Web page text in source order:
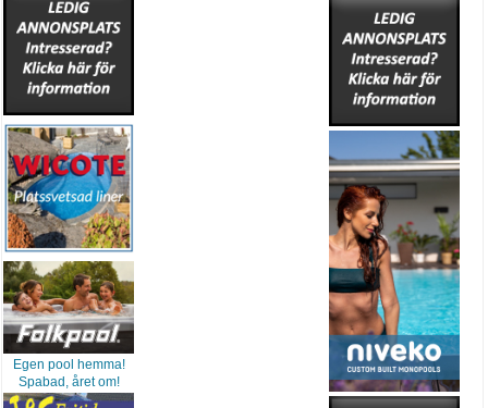
Egen pool hemma!
Spabad, året om!